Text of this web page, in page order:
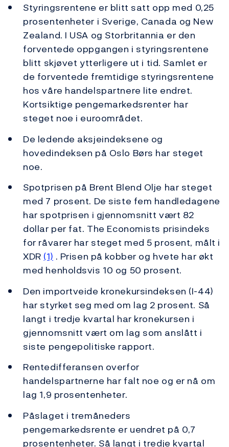
Styringsrentene er blitt satt opp med 0,25
prosentenheter i Sverige, Canada og New
Zealand. I USA og Storbritannia er den
forventede oppgangen i styringsrentene
blitt skjøvet ytterligere ut i tid. Samlet er
de forventede fremtidige styringsrentene
hos våre handelspartnere lite endret.
Kortsiktige pengemarkedsrenter har
steget noe i euroområdet.
De ledende aksjeindeksene og
hovedindeksen på Oslo Børs har steget
noe.
Spotprisen på Brent Blend Olje har steget
med 7 prosent. De siste fem handledagene
har spotprisen i gjennomsnitt vært 82
dollar per fat. The Economists prisindeks
for råvarer har steget med 5 prosent, målt i
XDR (1) . Prisen på kobber og hvete har økt
med henholdsvis 10 og 50 prosent.
Den importveide kronekursindeksen (I-44)
har styrket seg med om lag 2 prosent. Så
langt i tredje kvartal har kronekursen i
gjennomsnitt vært om lag som anslått i
siste pengepolitiske rapport.
Rentedifferansen overfor
handelspartnerne har falt noe og er nå om
lag 1,9 prosentenheter.
Påslaget i tremåneders
pengemarkedsrente er uendret på 0,7
prosentenheter. Så langt i tredje kvartal